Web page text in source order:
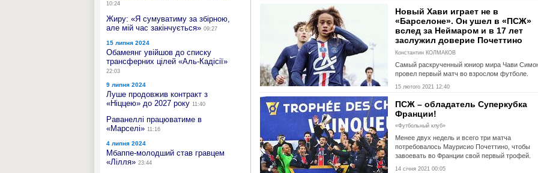
10:24
Жиру: «Я сумуватиму за збірною,
але мій час закінчується» 09:27
15 липня 2024
Обамеянг увійшов до списку
трансферних цілей «Аль-Кадісії»
22:03
9 липня 2024
Луше продовжив контракт з
«Ніццею» до 2027 року 11:40
Раванеллі працюватиме в
«Марселі» 11:16
4 липня 2024
Мбаппе-молодший став гравцем
«Лілля» 23:44
Новый Хави играет не в
«Барселоне». Он ушел в «ПСЖ»
вслед за Неймаром и в 17 лет
заслужил доверие Почеттино
Константин КОЛМАКОВ
Самый раскрученный юниор мира Чави
провел первый матч во взрослом футболе.
15 лютого 2021 12:40
ПСЖ – обладатель Суперкубка
Франции!
«Футбольный клуб»
Менее двух недель и всего три матча
потребовалось Маурисио Почеттино, чтобы
завоевать во Франции свой первый трофей.
14 січня 2021 00:05